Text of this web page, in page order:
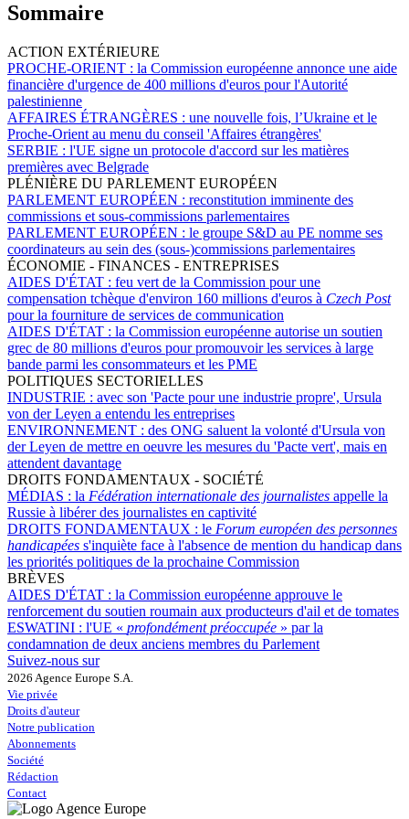
Sommaire
ACTION EXTÉRIEURE
PROCHE-ORIENT : la Commission européenne annonce une aide
financière d'urgence de 400 millions d'euros pour l'Autorité
palestinienne
AFFAIRES ÉTRANGÈRES : une nouvelle fois, l’Ukraine et le
Proche-Orient au menu du conseil 'Affaires étrangères'
SERBIE : l'UE signe un protocole d'accord sur les matières
premières avec Belgrade
PLÉNIÈRE DU PARLEMENT EUROPÉEN
PARLEMENT EUROPÉEN : reconstitution imminente des
commissions et sous-commissions parlementaires
PARLEMENT EUROPÉEN : le groupe S&D au PE nomme ses
coordinateurs au sein des (sous-)commissions parlementaires
ÉCONOMIE - FINANCES - ENTREPRISES
AIDES D'ÉTAT : feu vert de la Commission pour une
compensation tchèque d'environ 160 millions d'euros à Czech Post
pour la fourniture de services de communication
AIDES D'ÉTAT : la Commission européenne autorise un soutien
grec de 80 millions d'euros pour promouvoir les services à large
bande parmi les consommateurs et les PME
POLITIQUES SECTORIELLES
INDUSTRIE : avec son 'Pacte pour une industrie propre', Ursula
von der Leyen a entendu les entreprises
ENVIRONNEMENT : des ONG saluent la volonté d'Ursula von
der Leyen de mettre en oeuvre les mesures du 'Pacte vert', mais en
attendent davantage
DROITS FONDAMENTAUX - SOCIÉTÉ
MÉDIAS : la Fédération internationale des journalistes appelle la
Russie à libérer des journalistes en captivité
DROITS FONDAMENTAUX : le Forum européen des personnes
handicapées s'inquiète face à l'absence de mention du handicap dans
les priorités politiques de la prochaine Commission
BRÈVES
AIDES D'ÉTAT : la Commission européenne approuve le
renforcement du soutien roumain aux producteurs d'ail et de tomates
ESWATINI : l'UE « profondément préoccupée » par la
condamnation de deux anciens membres du Parlement
Suivez-nous sur
2026 Agence Europe S.A.
Vie privée
Droits d'auteur
Notre publication
Abonnements
Société
Rédaction
Contact